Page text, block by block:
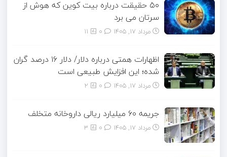
۵۰ حقیقت درباره بیت کوین که هوش از
سرتان می برد
مرداد ۱۷, ۱۴۰۵ 11
اظهارات همتی درباره دلار/ دلار ۱۶ درصد گران
شده؛ این افزایش طبیعی است
مرداد ۱۷, ۱۴۰۵ 2
جریمه ۶۰ میلیارد ریالی داروخانه متخلف
مرداد ۱۷, ۱۴۰۵ 3